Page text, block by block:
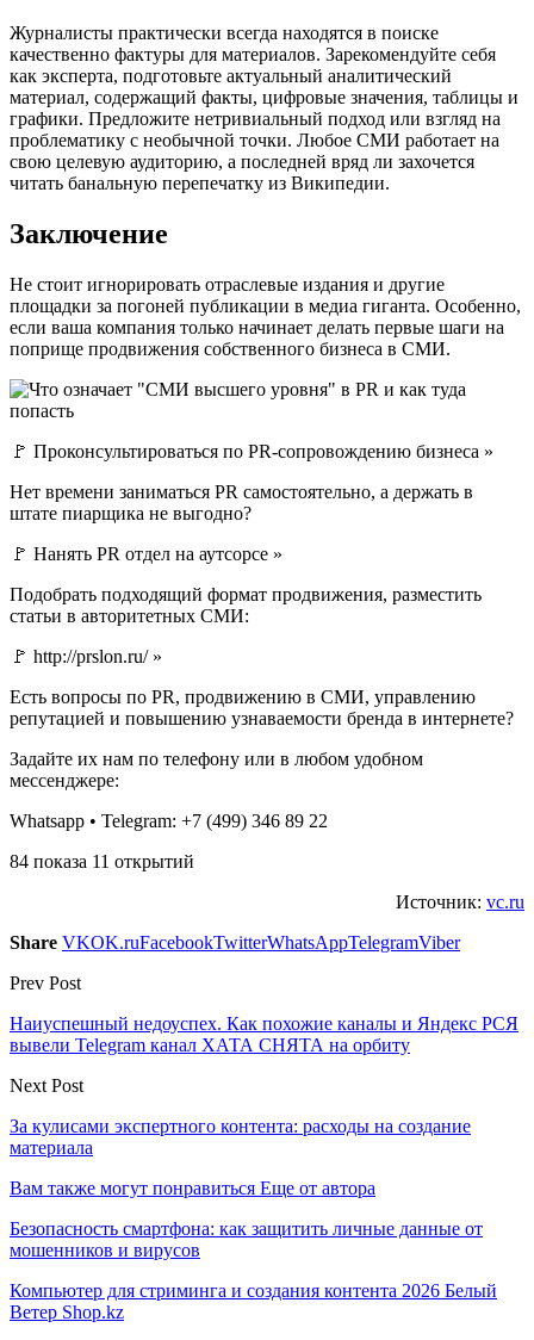
Журналисты практически всегда находятся в поиске
качественно фактуры для материалов. Зарекомендуйте себя
как эксперта, подготовьте актуальный аналитический
материал, содержащий факты, цифровые значения, таблицы и
графики. Предложите нетривиальный подход или взгляд на
проблематику с необычной точки. Любое СМИ работает на
свою целевую аудиторию, а последней вряд ли захочется
читать банальную перепечатку из Википедии.
Заключение
Не стоит игнорировать отраслевые издания и другие
площадки за погоней публикации в медиа гиганта. Особенно,
если ваша компания только начинает делать первые шаги на
поприще продвижения собственного бизнеса в СМИ.
🚩 Проконсультироваться по PR-сопровождению бизнеса »
Нет времени заниматься PR самостоятельно, а держать в
штате пиарщика не выгодно?
🚩 Нанять PR отдел на аутсорсе »
Подобрать подходящий формат продвижения, разместить
статьи в авторитетных СМИ:
🚩 http://prslon.ru/ »
Есть вопросы по PR, продвижению в СМИ, управлению
репутацией и повышению узнаваемости бренда в интернете?
Задайте их нам по телефону или в любом удобном
мессенджере:
Whatsapp • Telegram: +7 (499) 346 89 22
84 показа 11 открытий
Источник: vc.ru
Share VKOK.ruFacebookTwitterWhatsAppTelegramViber
Prev Post
Наиуспешный недоуспех. Как похожие каналы и Яндекс РСЯ
вывели Telegram канал ХАТА СНЯТА на орбиту
Next Post
За кулисами экспертного контента: расходы на создание
материала
Вам также могут понравиться Еще от автора
Безопасность смартфона: как защитить личные данные от
мошенников и вирусов
Компьютер для стриминга и создания контента 2026 Белый
Ветер Shop.kz